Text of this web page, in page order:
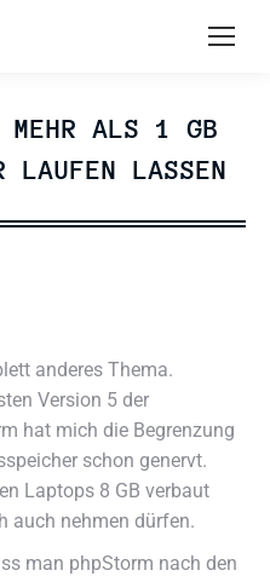
MEHR ALS 1 GB
LAUFEN LASSEN
anderes Thema.
Version 5 der
hat mich die Begrenzung
schon genervt.
Laptops 8 GB verbaut
auch nehmen dürfen.
man phpStorm nach den